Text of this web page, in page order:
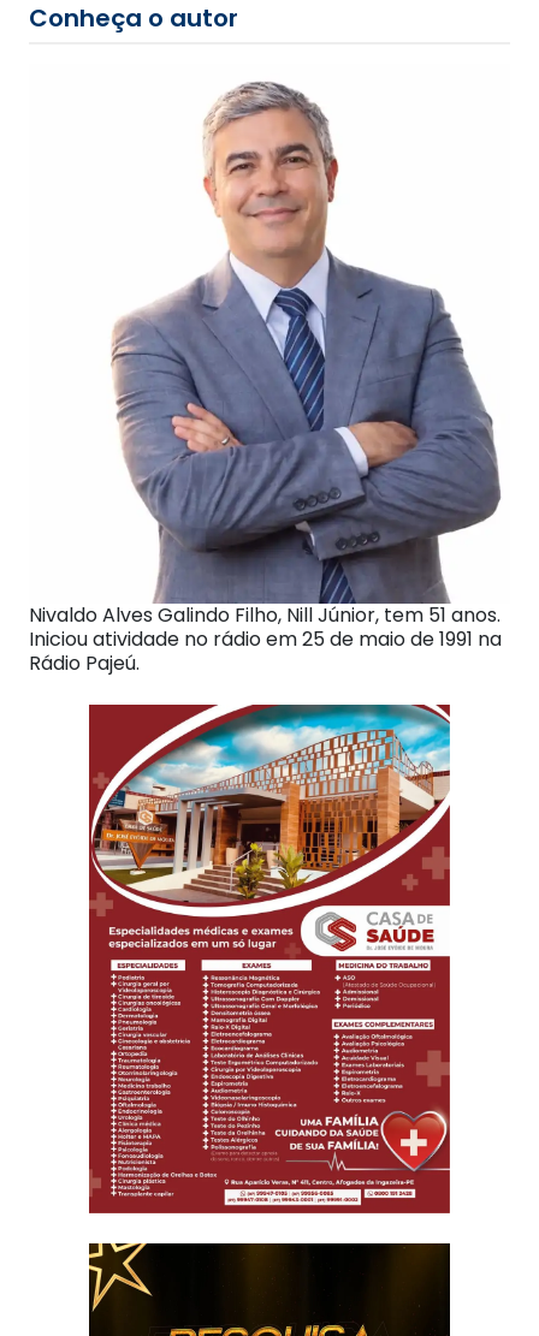
Conheça o autor
Nivaldo Alves Galindo Filho, Nill Júnior, tem 51 anos.
Iniciou atividade no rádio em 25 de maio de 1991 na
Rádio Pajeú.